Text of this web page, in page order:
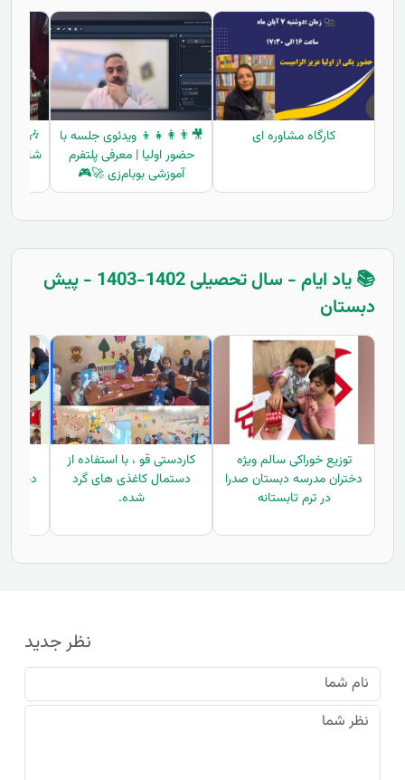
کارگاه مشاوره ای
🎥👨‍👩‍👧‍👦 ویدئوی جلسه با
حضور اولیا | معرفی پلتفرم
آموزشی بوبام‌زی 🚀🎮
شادی و
📚 یاد ایام - سال تحصیلی 1402-1403 - پیش
دبستان
توزیع خوراکی سالم ویژه
دختران مدرسه دبستان صدرا
در ترم تابستانه
کاردستی قو ، با استفاده از
دستمال کاغذی های گرد
شده.
نظر جدید